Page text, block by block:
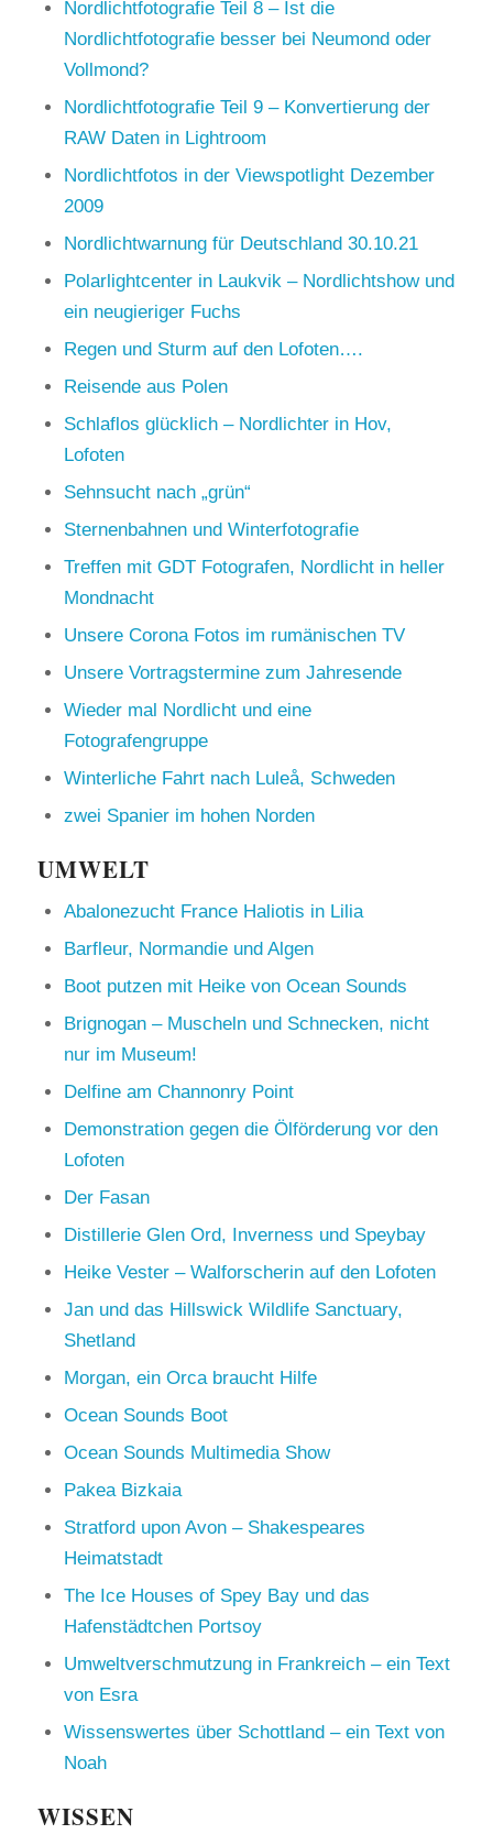
Nordlichtfotografie Teil 8 – Ist die
Nordlichtfotografie besser bei Neumond oder
Vollmond?
Nordlichtfotografie Teil 9 – Konvertierung der
RAW Daten in Lightroom
Nordlichtfotos in der Viewspotlight Dezember
2009
Nordlichtwarnung für Deutschland 30.10.21
Polarlightcenter in Laukvik – Nordlichtshow und
ein neugieriger Fuchs
Regen und Sturm auf den Lofoten….
Reisende aus Polen
Schlaflos glücklich – Nordlichter in Hov,
Lofoten
Sehnsucht nach „grün“
Sternenbahnen und Winterfotografie
Treffen mit GDT Fotografen, Nordlicht in heller
Mondnacht
Unsere Corona Fotos im rumänischen TV
Unsere Vortragstermine zum Jahresende
Wieder mal Nordlicht und eine
Fotografengruppe
Winterliche Fahrt nach Luleå, Schweden
zwei Spanier im hohen Norden
UMWELT
Abalonezucht France Haliotis in Lilia
Barfleur, Normandie und Algen
Boot putzen mit Heike von Ocean Sounds
Brignogan – Muscheln und Schnecken, nicht
nur im Museum!
Delfine am Channonry Point
Demonstration gegen die Ölförderung vor den
Lofoten
Der Fasan
Distillerie Glen Ord, Inverness und Speybay
Heike Vester – Walforscherin auf den Lofoten
Jan und das Hillswick Wildlife Sanctuary,
Shetland
Morgan, ein Orca braucht Hilfe
Ocean Sounds Boot
Ocean Sounds Multimedia Show
Pakea Bizkaia
Stratford upon Avon – Shakespeares
Heimatstadt
The Ice Houses of Spey Bay und das
Hafenstädtchen Portsoy
Umweltverschmutzung in Frankreich – ein Text
von Esra
Wissenswertes über Schottland – ein Text von
Noah
WISSEN